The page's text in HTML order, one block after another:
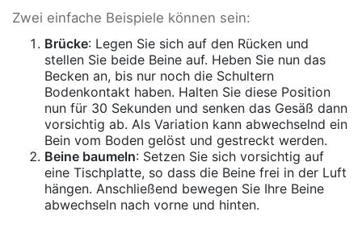
Zwei einfache Beispiele können sein:
Brücke: Legen Sie sich auf den Rücken und
stellen Sie beide Beine auf. Heben Sie nun das
Becken an, bis nur noch die Schultern
Bodenkontakt haben. Halten Sie diese Position
nun für 30 Sekunden und senken das Gesäß dann
vorsichtig ab. Als Variation kann abwechselnd ein
Bein vom Boden gelöst und gestreckt werden.
Beine baumeln: Setzen Sie sich vorsichtig auf
eine Tischplatte, so dass die Beine frei in der Luft
hängen. Anschließend bewegen Sie Ihre Beine
abwechseln nach vorne und hinten.